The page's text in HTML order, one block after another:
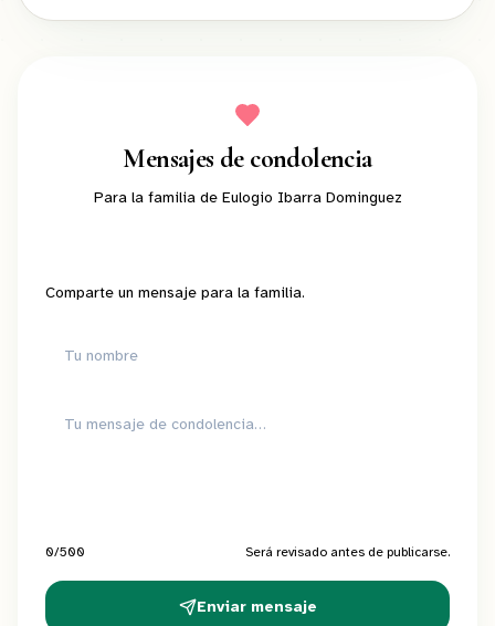
Mensajes de condolencia
Para la familia de Eulogio Ibarra Dominguez
Comparte un mensaje para la familia.
0/500 Será revisado antes de publicarse.
Enviar mensaje